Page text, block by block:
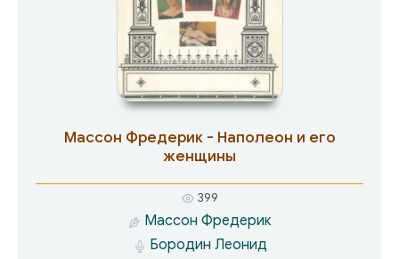
Массон Фредерик - Наполеон и его
женщины
399
Массон Фредерик
Бородин Леонид